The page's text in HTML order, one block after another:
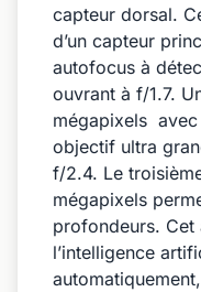
capteur dorsal.
d’un capteur
autofocus à
ouvrant à f/1.7.
mégapixels
objectif ultra
f/2.4. Le
mégapixels
profondeurs.
l’intelligence